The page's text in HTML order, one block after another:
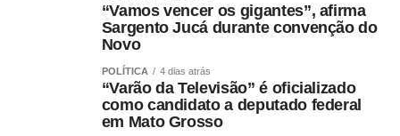
Instituído pela Lei nº 7.998/90, o abono salarial pode
chegar até a um salário mínimo, proporcional ao
período trabalhado. Os recursos vêm do Fundo de
Amparo ao Trabalhador (FAT), com a habilitação feita
pelo Ministério do Trabalho e Emprego.
“Vamos vencer os gigantes”, afirma
Sargento Jucá durante convenção do
Novo
POLÍTICA 4 dias atrás
“Varão da Televisão” é oficializado
como candidato a deputado federal
em Mato Grosso